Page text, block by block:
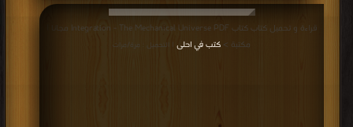
قراءة و تحميل كتاب كتاب Integration - The Mechanical Universe PDF مجانا |
مكتبة > كتب في احلى | التحميل : مرة/مرات